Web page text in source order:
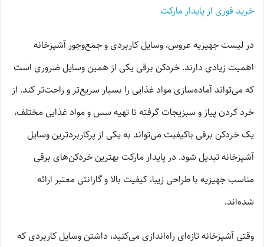
خرید فوری از پایدار مارکت
در لیست جهیزیه عروس، وسایل کاربردی و جمع‌وجور آشپزخانه
اهمیت زیادی دارند. خردکن برقی یکی از همین وسایل ضروری است
که می‌تواند آماده‌سازی مواد غذایی را بسیار سریع‌تر و راحت‌تر کند. از
خرد کردن پیاز و سبزیجات گرفته تا تهیه سس و مواد غذایی مختلف،
یک خردکن برقی باکیفیت می‌تواند به یکی از پرکاربردترین وسایل
آشپزخانه تبدیل شود. در پایدار مارکت بهترین خردکن‌های برقی
مناسب جهیزیه با طراحی زیبا، کیفیت بالا و گارانتی معتبر ارائه
شده‌اند.
وقتی آشپزخانه تازه‌ای راه‌اندازی می‌کنید، داشتن وسایل کاربردی که